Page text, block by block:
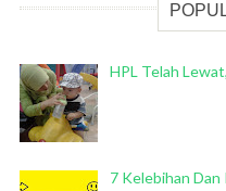
HPL Telah
7 Kelebihan Dan